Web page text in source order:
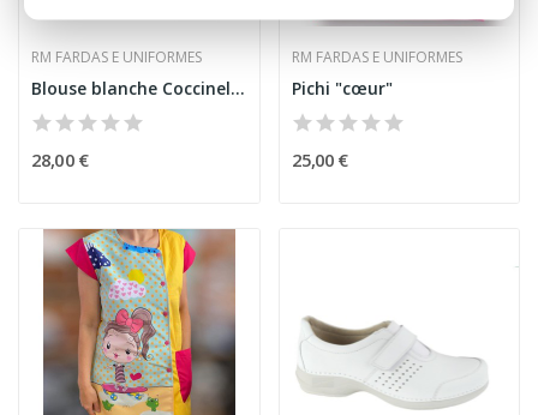
RM FARDAS E UNIFORMES
Blouse blanche Coccinelle Portimão
28,00 €
RM FARDAS E UNIFORMES
Pichi "cœur"
25,00 €